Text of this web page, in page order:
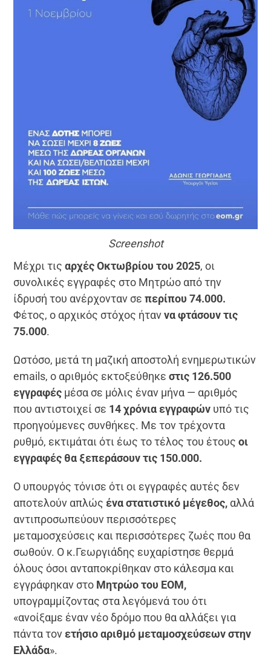
Screenshot
Μέχρι τιςαρχές Οκτωβρίου του 2025, οι
συνολικές εγγραφές στο Μητρώο από την
ίδρυσή του ανέρχονταν σεπερίπου 74.000.
Φέτος, ο αρχικός στόχος ήταννα φτάσουν τις
75.000.
Ωστόσο, μετά τη μαζική αποστολή ενημερωτικών
emails, ο αριθμός εκτοξεύθηκε στις 126.500
εγγραφές μέσα σε μόλις έναν μήνα — αριθμός
που αντιστοιχεί σε 14 χρόνια εγγραφών υπό τις
προηγούμενες συνθήκες. Με τον τρέχοντα
ρυθμό, εκτιμάται ότι έως το τέλος του έτους οι
εγγραφές θα ξεπεράσουν τις 150.000.
Ο υπουργός τόνισε ότι οι εγγραφές αυτές δεν
αποτελούν απλώς ένα στατιστικό μέγεθος, αλλά
αντιπροσωπεύουν περισσότερες
μεταμοσχεύσεις και περισσότερες ζωές που θα
σωθούν. Ο κ.Γεωργιάδης ευχαρίστησε θερμά
όλους όσοι ανταποκρίθηκαν στο κάλεσμα και
εγγράφηκαν στο Μητρώο του ΕΟΜ,
υπογραμμίζοντας στα λεγόμενά του ότι
«ανοίξαμε έναν νέο δρόμο που θα αλλάξει για
πάντα τον ετήσιο αριθμό μεταμοσχεύσεων στην
Ελλάδα».